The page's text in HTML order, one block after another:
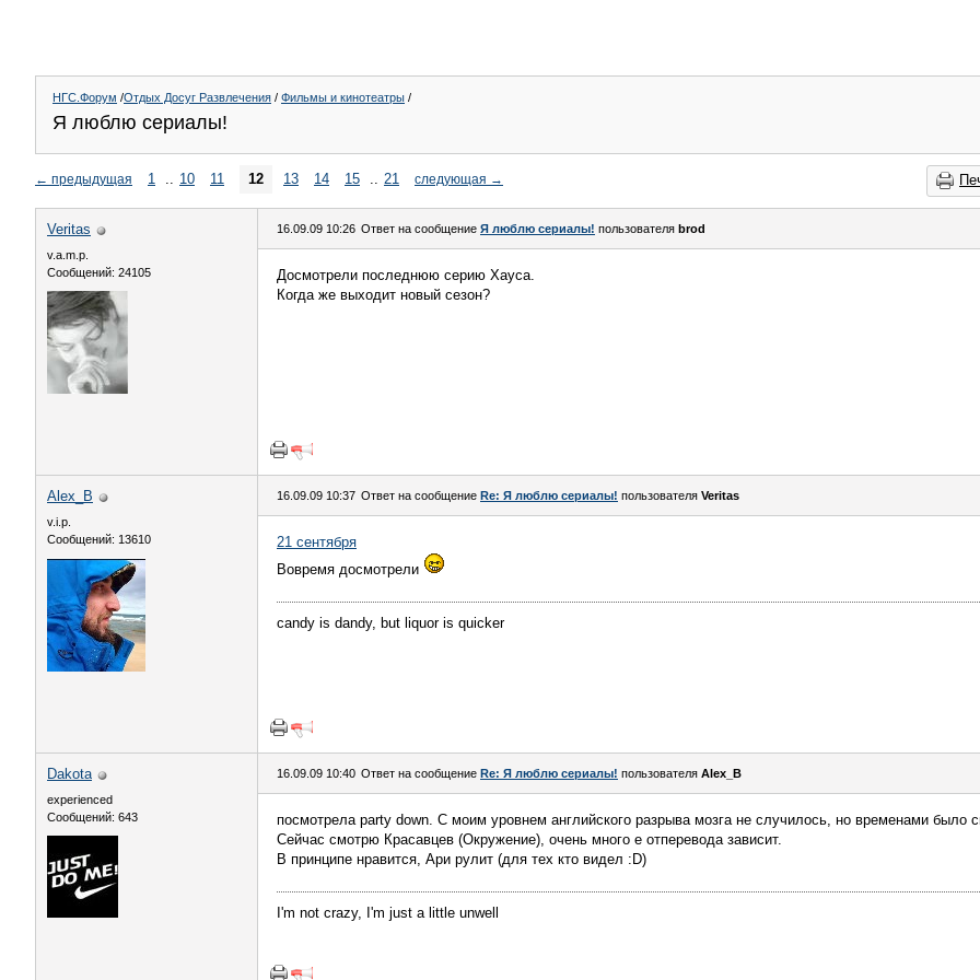
НГС.Форум /Отдых Досуг Развлечения / Фильмы и кинотеатры /
Я люблю сериалы!
← предыдущая 1 .. 10 11 12 13 14 15 .. 21 следующая →
Veritas
v.a.m.p.
Сообщений: 24105
16.09.09 10:26 Ответ на сообщение Я люблю сериалы! пользователя brod
Досмотрели последнюю серию Хауса.
Когда же выходит новый сезон?
Alex_B
v.i.p.
Сообщений: 13610
16.09.09 10:37 Ответ на сообщение Re: Я люблю сериалы! пользователя Veritas
21 сентября
Вовремя досмотрели
candy is dandy, but liquor is quicker
Dakota
experienced
Сообщений: 643
16.09.09 10:40 Ответ на сообщение Re: Я люблю сериалы! пользователя Alex_B
посмотрела party down. С моим уровнем английского разрыва мозга не случилось, но временами было
Сейчас смотрю Красавцев (Окружение), очень много е отперевода зависит.
В принципе нравится, Ари рулит (для тех кто видел :D)
I'm not crazy, I'm just a little unwell